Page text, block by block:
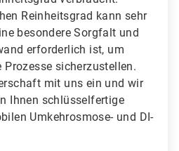
Reinheitsgrad kann sehr
besondere Sorgfalt und
erforderlich ist, um
sicherzustellen.
mit uns ein und wir
Ihnen schlüsselfertige
Umkehrosmose- und DI-